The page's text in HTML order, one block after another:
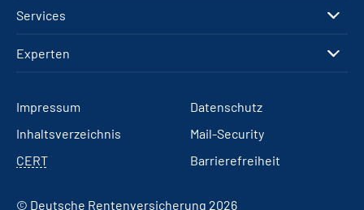
Services
Experten
Impressum
Datenschutz
Inhaltsverzeichnis
Mail-Security
CERT
Barrierefreiheit
© Deutsche Rentenversicherung 2026